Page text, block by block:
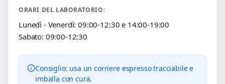
ORARI DEL LABORATORIO:
Lunedì - Venerdì: 09:00-12:30 e 14:00-19:00
Sabato: 09:00-12:30
Consiglio: usa un corriere espresso tracciabile e
imballa con cura.